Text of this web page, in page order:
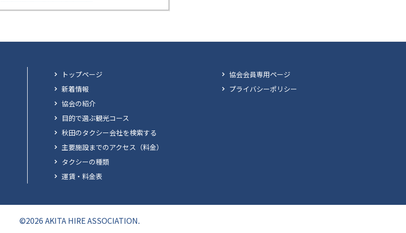
トップページ
新着情報
協会の紹介
目的で選ぶ観光コース
秋田のタクシー会社を検索する
主要施設までのアクセス（料金）
タクシーの種類
運賃・料金表
協会会員専用ページ
プライバシーポリシー
©2026 AKITA HIRE ASSOCIATION.